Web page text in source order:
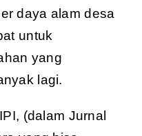
daya alam desa
untuk
yang
lagi.
(dalam Jurnal